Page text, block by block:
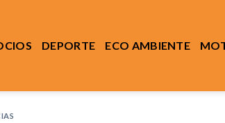
DEPORTE ECO AMBIENTE